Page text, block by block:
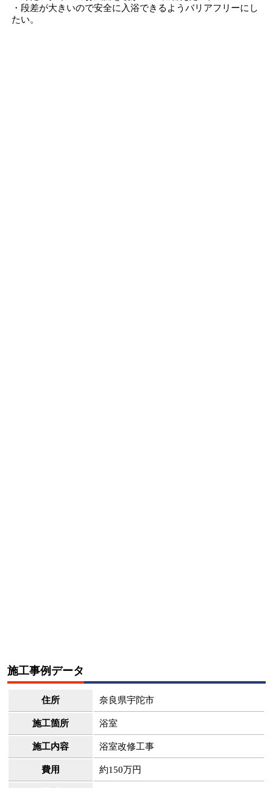
・段差が大きいので安全に入浴できるようバリアフリーにし
たい。
施工事例データ
住所 奈良県宇陀市
施工箇所 浴室
施工内容 浴室改修工事
費用 約150万円